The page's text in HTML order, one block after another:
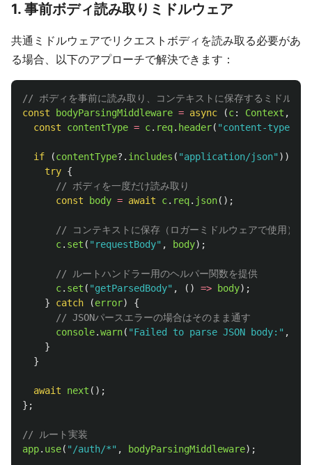
1. 事前ボディ読み取りミドルウェア
共通ミドルウェアでリクエストボディを読み取る必要があ
る場合、以下のアプローチで解決できます：
// ボディを事前に読み取り、コンテキストに保存するミドルウ
const
bodyParsingMiddleware = async (c: Context ,
const
contentType = c. req. header( "content-type
if (contentType?. includes ( "application/json" ))
try {
// ボディを一度だけ読み取り
const
body = await c. req. json();
// コンテキストに保存（ロガーミドルウェアで使用）
c. set ( " requestBody" , body);
// ルートハンドラー用のヘルパー関数を提供
c. set ( "getParsedBody" , () => body);
}
catch (error)
{
// JSONパースエラーの場合はそのまま通す
console.warn( "Failed to parse JSON body: " ,
}
}
await next ();
};
// ルート実装
app. use( " /auth/*" , bodyParsingMiddleware);